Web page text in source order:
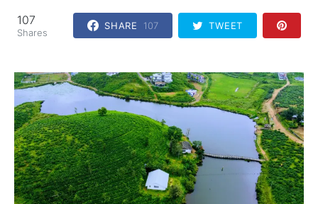
107
Shares
SHARE 107 TWEET